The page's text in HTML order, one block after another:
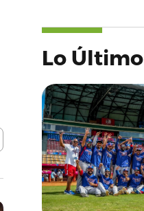
Lo Último